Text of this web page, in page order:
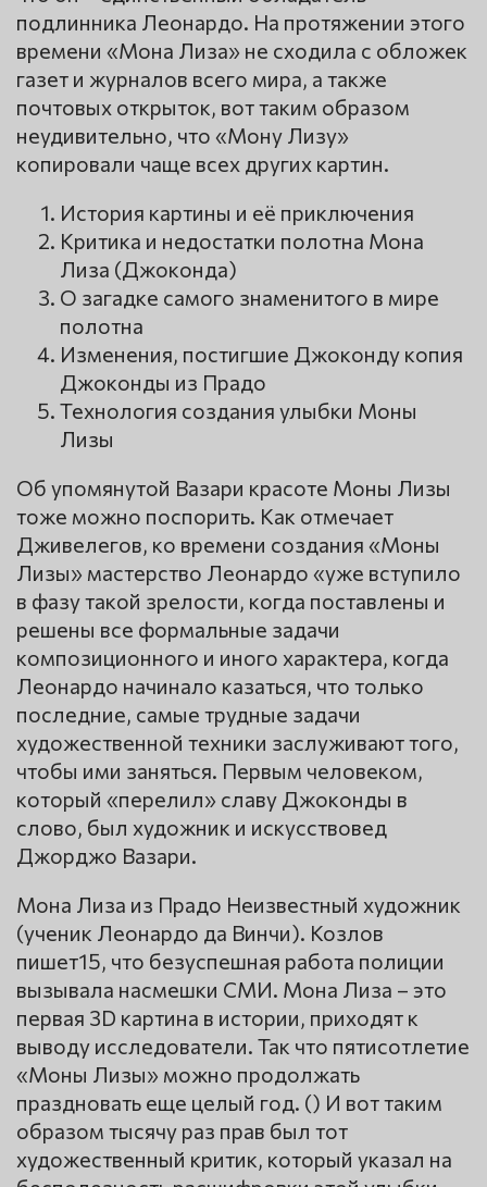
подлинника Леонардо. На протяжении этого
времени «Мона Лиза» не сходила с обложек
газет и журналов всего мира, а также
почтовых открыток, вот таким образом
неудивительно, что «Мону Лизу»
копировали чаще всех других картин.
История картины и её приключения
Критика и недостатки полотна Мона
Лиза (Джоконда)
О загадке самого знаменитого в мире
полотна
Изменения, постигшие Джоконду копия
Джоконды из Прадо
Технология создания улыбки Моны
Лизы
Об упомянутой Вазари красоте Моны Лизы
тоже можно поспорить. Как отмечает
Дживелегов, ко времени создания «Моны
Лизы» мастерство Леонардо «уже вступило
в фазу такой зрелости, когда поставлены и
решены все формальные задачи
композиционного и иного характера, когда
Леонардо начинало казаться, что только
последние, самые трудные задачи
художественной техники заслуживают того,
чтобы ими заняться. Первым человеком,
который «перелил» славу Джоконды в
слово, был художник и искусствовед
Джорджо Вазари.
Мона Лиза из Прадо Неизвестный художник
(ученик Леонардо да Винчи). Козлов
пишет15, что безуспешная работа полиции
вызывала насмешки СМИ. Мона Лиза – это
первая 3D картина в истории, приходят к
выводу исследователи. Так что пятисотлетие
«Моны Лизы» можно продолжать
праздновать еще целый год. () И вот таким
образом тысячу раз прав был тот
художественный критик, который указал на